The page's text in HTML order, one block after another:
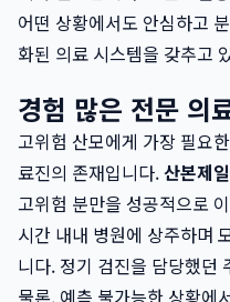
어떤 상황에서도 안심하고
화된 의료 시스템을 갖추고
경험 많은 전문 의
고위험 산모에게 가장 필요
료진의 존재입니다.산본제
고위험 분만을 성공적으로
시간 내내 병원에 상주하며
니다. 정기 검진을 담당했던
물론, 예측 불가능한 상황에